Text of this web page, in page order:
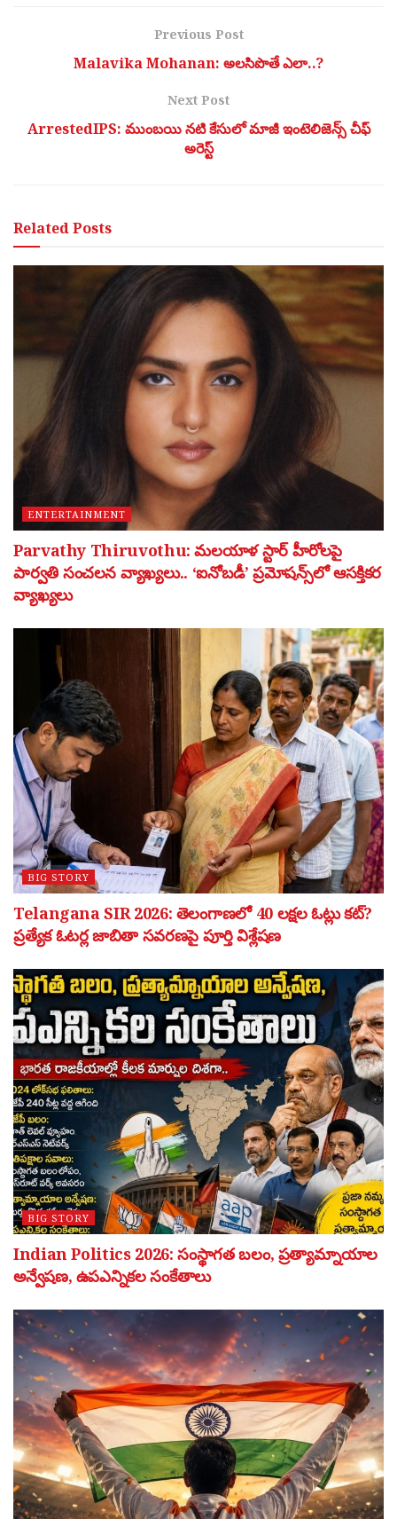
Previous Post
Malavika Mohanan: అలసిపొతే ఎలా..?
Next Post
ArrestedIPS: ముంబయి నటి కేసులో మాజీ ఇంటెలిజెన్స్ చీఫ్
అరెస్ట్
RelatedPosts
ENTERTAINMENT
Parvathy Thiruvothu: మలయాళ స్టార్ హీరోలపై
పార్వతి సంచలన వ్యాఖ్యలు.. ‘ఐనోబడీ’ ప్రమోషన్స్‌లో ఆసక్తికర
వ్యాఖ్యలు
BIG STORY
Telangana SIR 2026: తెలంగాణలో 40 లక్షల ఓట్లు కట్?
ప్రత్యేక ఓటర్ల జాబితా సవరణపై పూర్తి విశ్లేషణ
BIG STORY
Indian Politics 2026: సంస్థాగత బలం, ప్రత్యామ్నాయాల
అన్వేషణ, ఉపఎన్నికల సంకేతాలు